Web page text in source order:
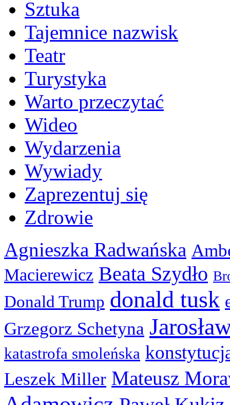
Sztuka
Tajemnice nazwisk
Teatr
Turystyka
Warto przeczytać
Wideo
Wydarzenia
Wywiady
Zaprezentuj się
Zdrowie
Agnieszka Radwańska
Macierewicz Beata Szydło
Donald Trump donald tusk
Grzegorz Schetyna
katastrofa smoleńska
Leszek Miller Mateusz